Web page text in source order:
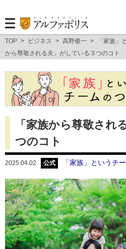
TOP > ビジネス > 高野俊一 > 「家族」
から尊敬される夫」がしている３つのコト
「家族から尊敬され
つのコト
2025.04.02 公式 「家族」というチ